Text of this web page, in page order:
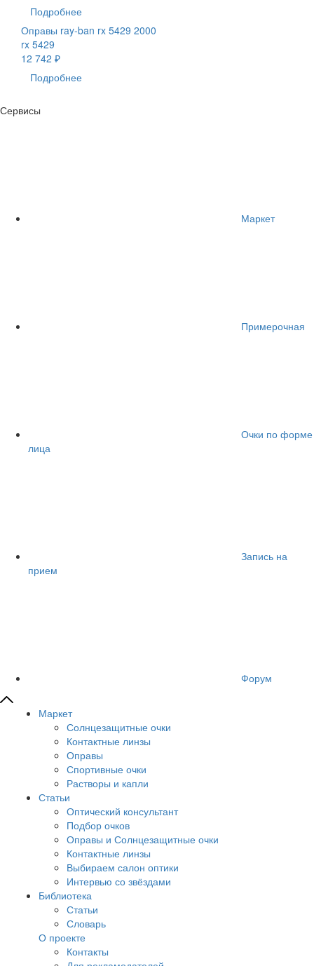
Подробнее
Оправы ray-ban rx 5429 2000
rx 5429
12 742 ₽
Подробнее
Сервисы
Маркет
Примерочная
Очки по форме
лица
Запись на
прием
Форум
Маркет
Солнцезащитные очки
Контактные линзы
Оправы
Спортивные очки
Растворы и капли
Статьи
Оптический консультант
Подбор очков
Оправы и Солнцезащитные очки
Контактные линзы
Выбираем салон оптики
Интервью со звёздами
Библиотека
Статьи
Словарь
О проекте
Контакты